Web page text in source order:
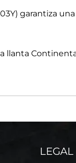
garantiza
llanta
LEGAL